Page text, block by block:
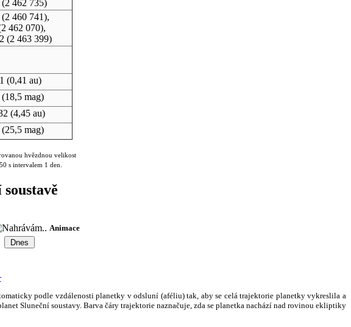
462 735)
460 741),
462 070),
(2 463 399)
(0,41 au)
(18,5 mag)
(4,45 au)
mag)
hvězdnou velikost
s intervalem 1 den.
Animace
podle vzdálenosti planetky v odsluní (aféliu) tak, aby se celá trajektorie planetky vykreslila a
Sluneční soustavy. Barva čáry trajektorie naznačuje, zda se planetka nachází nad rovinou ekliptiky